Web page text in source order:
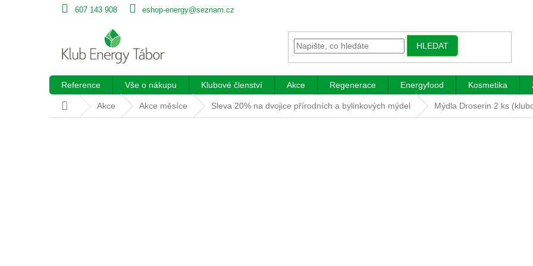
607 143 908 eshop-energy@seznam.cz
HLEDAT
Reference Vše o nákupu Klubové členství Akce Regenerace Energyfood Kosmetika
Domů Akce Akce měsíce Sleva 20% na dvojice přírodních a bylinkových mýdel Mýdla Droserin 2 ks